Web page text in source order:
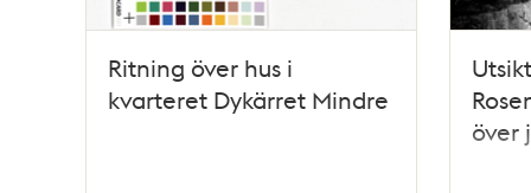
Ritning över hus i
kvarteret Dykärret Mindre
över